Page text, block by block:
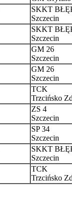
SKKT
Szczecin
SKKT
Szczecin
GM 26
Szczecin
GM 26
Szczecin
TCK
Trzcińsko
ZS 4
Szczecin
SP 34
Szczecin
SKKT
Szczecin
TCK
Trzcińsko